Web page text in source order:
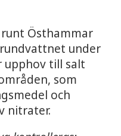
Östhammar
under
upphov till salt
som
och
nitrater.